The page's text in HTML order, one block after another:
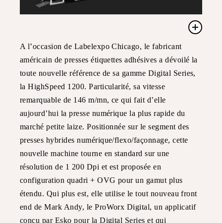
A l’occasion de Labelexpo Chicago, le fabricant
américain de presses étiquettes adhésives a dévoilé la
toute nouvelle référence de sa gamme Digital Series,
la HighSpeed 1200. Particularité, sa vitesse
remarquable de 146 m/mn, ce qui fait d’elle
aujourd’hui la presse numérique la plus rapide du
marché petite laize. Positionnée sur le segment des
presses hybrides numérique/flexo/façonnage, cette
nouvelle machine tourne en standard sur une
résolution de 1 200 Dpi et est proposée en
configuration quadri + OVG pour un gamut plus
étendu. Qui plus est, elle utilise le tout nouveau front
end de Mark Andy, le ProWorx Digital, un applicatif
conçu par Esko pour la Digital Series et qui